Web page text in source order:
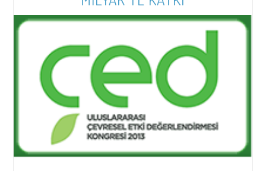
İş Sağlığı ve Güvenliği
ÇED Yönetmeliği
Çevre İzin ve Lisans Yönetmeliği
Atık Yönetimi Yönetmeliği
Su Kirliliği Kontrolü Yönetmeliği
Tehlikeli Maddelerin Karayolu İle Taşınması Hakkında Yönetmelik
Solas ve Marpol Sözleşmelerine Göre Bildirimlere ilişkin Yönetmelik
Karayolu Taşıma Yönetmeliği
Tehlikeli Madde Faaliyet Belgesi Düzenlenmesine İlişkin Usul ve
Esaslar Hakkında Yönerge